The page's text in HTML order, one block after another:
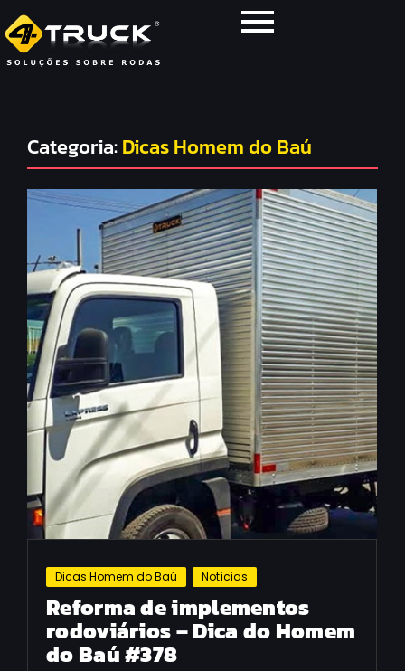
Categoria:Dicas Homem do Baú
Dicas Homem do Baú Notícias
Reforma de implementos
rodoviários – Dica do Homem
do Baú #378